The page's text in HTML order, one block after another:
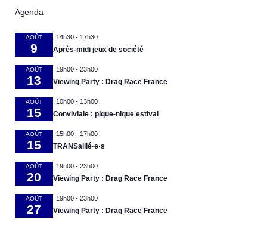
Agenda
AOÛT
9
14h30 - 17h30
Après-midi jeux de société
AOÛT
13
19h00 - 23h00
Viewing Party : Drag Race France
AOÛT
15
10h00 - 13h00
Conviviale : pique-nique estival
AOÛT
15
15h00 - 17h00
TRANSallié·e·s
AOÛT
20
19h00 - 23h00
Viewing Party : Drag Race France
AOÛT
27
19h00 - 23h00
Viewing Party : Drag Race France